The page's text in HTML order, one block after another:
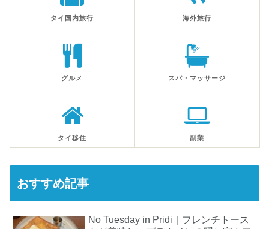
タイ国内旅行 海外旅行
グルメ スパ・マッサージ
タイ移住 副業
おすすめ記事
No Tuesday in Pridi｜フレンチトース